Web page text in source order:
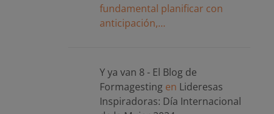
fundamental planificar con
anticipación,…
Y ya van 8 - El Blog de
Formagesting en Lideresas
Inspiradoras: Día Internacional